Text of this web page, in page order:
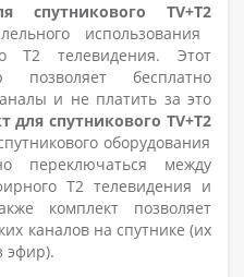
спутникового TV+T2
использования
Т2 телевидения. Этот
позволяет бесплатно
и не платить за это
спутникового TV+T2
оборудования
переключаться между
T2 телевидения и
комплект позволяет
каналов на спутнике (их
эфир).